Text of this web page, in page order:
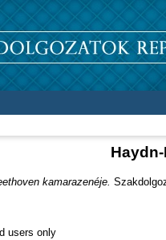
kamarazenéje.
users only